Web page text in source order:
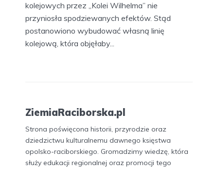
kolejowych przez „Kolei Wilhelma” nie
przyniosła spodziewanych efektów. Stąd
postanowiono wybudować własną linię
kolejową, która objęłaby...
ZiemiaRaciborska.pl
Strona poświęcona historii, przyrodzie oraz
dziedzictwu kulturalnemu dawnego księstwa
opolsko-raciborskiego. Gromadzimy wiedzę, która
służy edukacji regionalnej oraz promocji tego